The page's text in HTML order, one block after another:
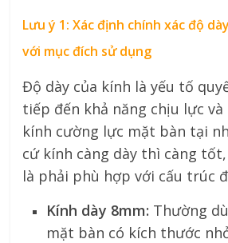
Lưu ý 1: Xác định chính xác độ
với mục đích sử dụng
Độ dày của kính là yếu tố
tiếp đến khả năng chịu lực
kính cường lực mặt bàn tại
cứ kính càng dày thì càng
là phải phù hợp với cấu trúc
Kính dày 8mm: Thường
mặt bàn có kích thước